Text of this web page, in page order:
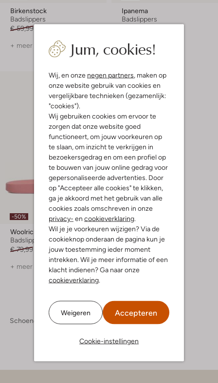
Jum, cookies!
Wij, en onze negen partners, maken op
onze website gebruik van cookies en
vergelijkbare technieken (gezamenlijk:
"cookies").
Wij gebruiken cookies om ervoor te
zorgen dat onze website goed
functioneert, om jouw voorkeuren op
te slaan, om inzicht te verkrijgen in
bezoekersgedrag en om een profiel op
te bouwen van jouw online gedrag voor
gepersonaliseerde advertenties. Door
op "Accepteer alle cookies" te klikken,
ga je akkoord met het gebruik van alle
cookies zoals omschreven in onze
privacy- en cookieverklaring.
Wil je je voorkeuren wijzigen? Via de
cookieknop onderaan de pagina kun je
jouw toestemming ieder moment
intrekken. Wil je meer informatie of een
klacht indienen? Ga naar onze
cookieverklaring.
Weigeren Accepteren
Cookie-instellingen
Birkenstock
Badslippers
€ 59,99
+ meer kleuren
Ipanema
Badslippers
+ meer kleuren
-50%
Woolrich
Badslippers
€ 79,99
€ 39,99
+ meer kleuren
Schoenen Slippers